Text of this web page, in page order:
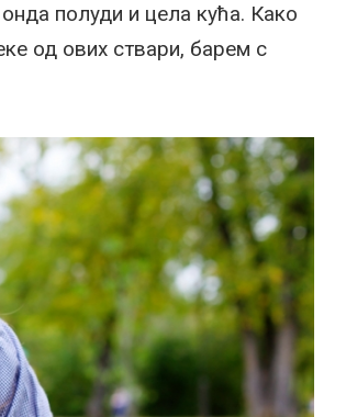
полуди и цела кућа. Како
од ових ствари, барем с